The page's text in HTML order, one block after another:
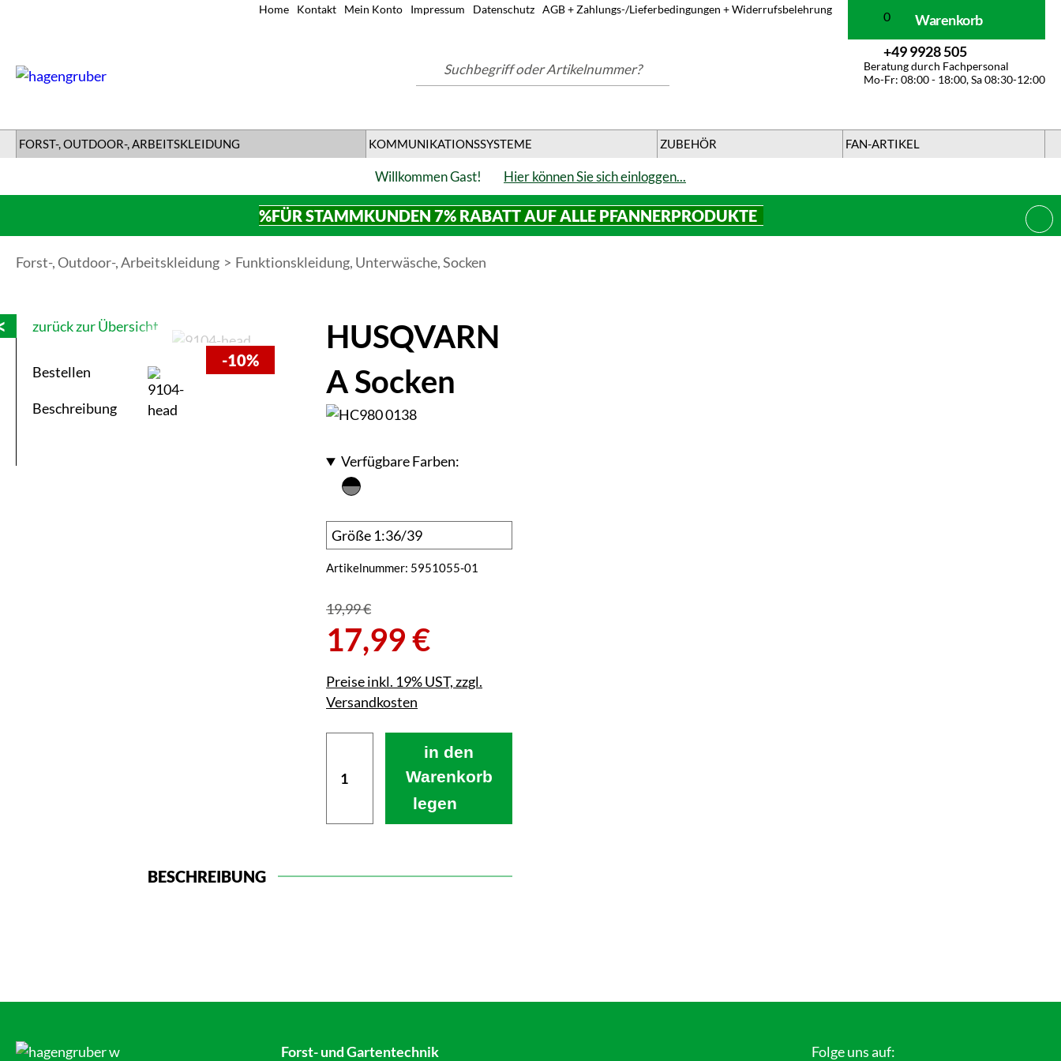
Home Kontakt Mein Konto Impressum Datenschutz AGB + Zahlungs-/Lieferbedingungen + Widerrufsbelehrung
Warenkorb
Suchbegriff oder Artikelnummer?
+49 9928 505
Beratung durch Fachpersonal
Mo-Fr: 08:00 - 18:00, Sa 08:30-12:00
FORST-, OUTDOOR-, ARBEITSKLEIDUNG KOMMUNIKATIONSSYSTEME ZUBEHÖR FAN-ARTIKEL
Willkommen Gast! Hier können Sie sich einloggen...
%FÜR STAMMKUNDEN 7% RABATT AUF ALLE PFANNERPRODUKTE
Forst-, Outdoor-, Arbeitskleidung Funktionskleidung, Unterwäsche, Socken
Bestellen
Beschreibung
HUSQVARN
A Socken
Verfügbare Farben:
Artikelnummer: 5951055-01
19,99 €
17,99 €
Preise inkl. 19% UST, zzgl.
Versandkosten
in den
Warenkorb
legen
-10%
BESCHREIBUNG
Forst- und Gartentechnik Folge uns auf: